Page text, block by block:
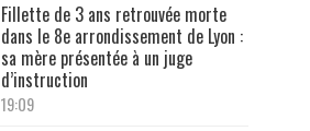
Fillette de 3 ans retrouvée morte
dans le 8e arrondissement de Lyon :
sa mère présentée à un juge
d’instruction
19:09